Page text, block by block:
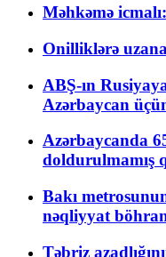
Məhkəmə
Onilliklərə
ABŞ-ın
Azərbaycan
Azərbaycanda
doldurulmamış
Bakı
nəqliyyat
Təbriz